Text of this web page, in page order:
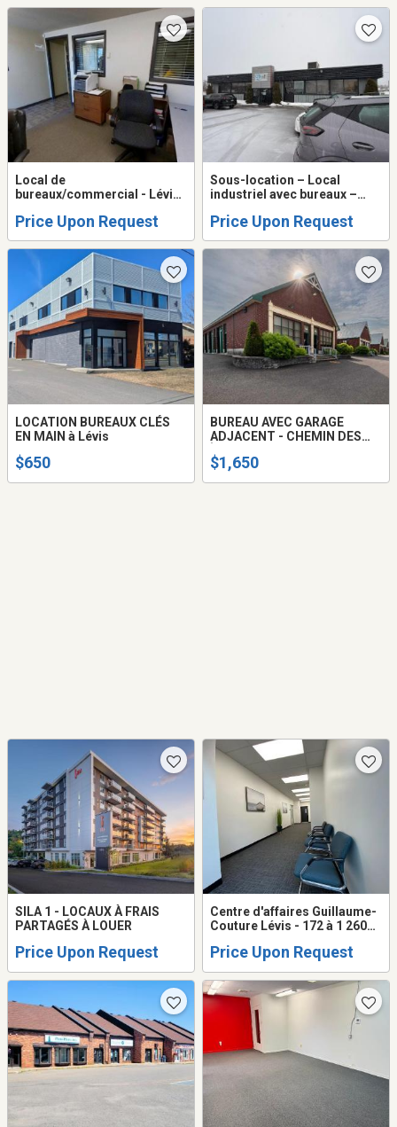
Local de
bureaux/commercial - Lévis
Price Upon Request
Sous-location – Local
industriel avec bureaux –
Price Upon Request
LOCATION BUREAUX CLÉS
EN MAIN à Lévis
$650
BUREAU AVEC GARAGE
ADJACENT - CHEMIN DES
$1,650
SILA 1 - LOCAUX À FRAIS
PARTAGÉS À LOUER
Price Upon Request
Centre d'affaires Guillaume-
Couture Lévis - 172 à 1 260
Price Upon Request